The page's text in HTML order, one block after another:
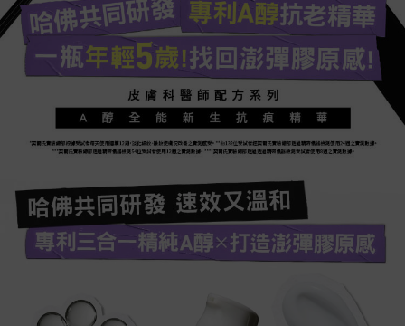
皮膚科醫師配方系列​
A醇全能新生抗痕精華
*契爾氏實驗總部根據受試者每天使用連續12周，淡化細紋、皺紋使膚況改善之實測感受​。 **由132位受試者經契爾氏實驗總部透過精密儀器檢測使用24週之實測數據​。
***契爾氏實驗總部透過精密儀器檢測54位受試者使用12週之實測數據​。 ****契爾氏實驗總部透過透過精密儀器檢測受試者使用8週之實測數據​。
哈佛共同研發​專利A醇抗老精華
一瓶年輕5歲!找回澎彈膠原
感!​
哈佛共同研發 速效又溫和​
專利三合一精純A醇 打造澎彈膠原感​